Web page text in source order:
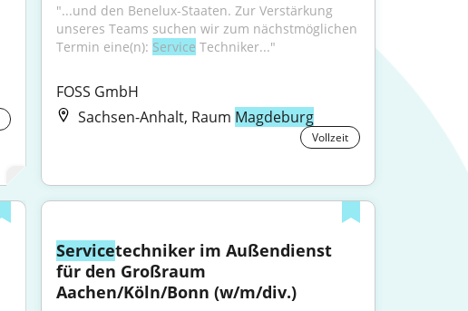
"...und den Benelux-Staaten. Zur Verstärkung
unseres Teams suchen wir zum nächstmöglichen
Termin eine(n): Service Techniker..."
FOSS GmbH
Sachsen-Anhalt, Raum Magdeburg
Vollzeit
Servicetechniker im Außendienst
für den Großraum
Aachen/Köln/Bonn (w/m/div.)